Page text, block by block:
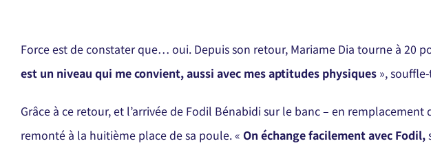
Force est de constater que… oui. Depuis son retour, Mariame Dia tourne à 20
est un niveau qui me convient, aussi avec mes aptitudes physiques »,
Grâce à ce retour, et l’arrivée de Fodil Bénabidi sur le banc – en
remonté à la huitième place de sa poule. « On échange facilement avec Fodil,